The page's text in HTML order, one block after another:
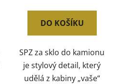
DO KOŠÍKU
SPZ za sklo do kamionu
je stylový detail, který
udělá z kabiny „vaše“